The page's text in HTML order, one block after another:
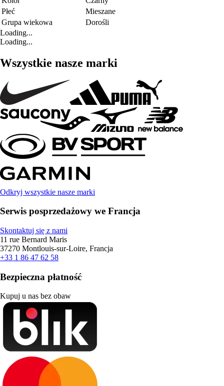
Płeć
Mieszane
Grupa wiekowa
Dorośli
Loading...
Loading...
Wszystkie nasze marki
Odkryj wszystkie nasze marki
Serwis posprzedażowy we Francja
Skontaktuj się z nami
11 rue Bernard Maris
37270 Montlouis-sur-Loire, Francja
+33 1 86 47 62 58
Bezpieczna płatność
Kupuj u nas bez obaw